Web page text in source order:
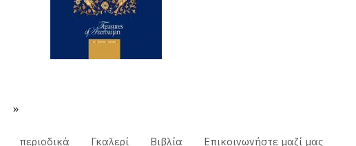
Last
»
περιοδικά Γκαλερί Βιβλία Επικοινωνήστε μαζί μας